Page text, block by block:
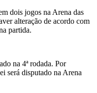
dois jogos na Arena das
alteração de acordo com
partida.
na 4ª rodada. Por
será disputado na Arena